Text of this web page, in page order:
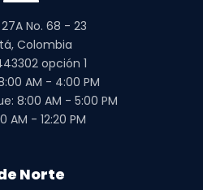
No. 68 - 23
Colombia
opción 1
AM - 4:00 PM
8:00 AM - 5:00 PM
AM - 12:20 PM
Norte